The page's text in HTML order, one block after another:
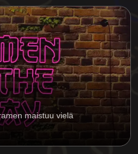
maistuu vielä